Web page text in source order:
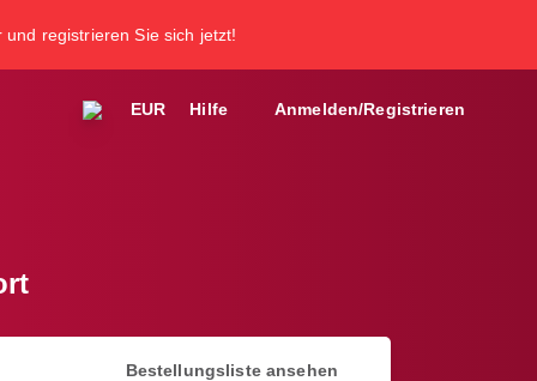
registrieren Sie sich jetzt!
EUR Hilfe Anmelden/Registrieren
Bestellungsliste ansehen